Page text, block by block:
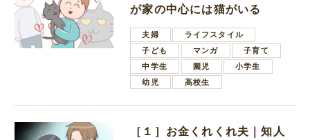
が家の中心には猫がいる
夫婦
ライフスタイル
子ども
マンガ
子育て
中学生
園児
小学生
幼児
高校生
［１］お金くれくれ夫｜知人